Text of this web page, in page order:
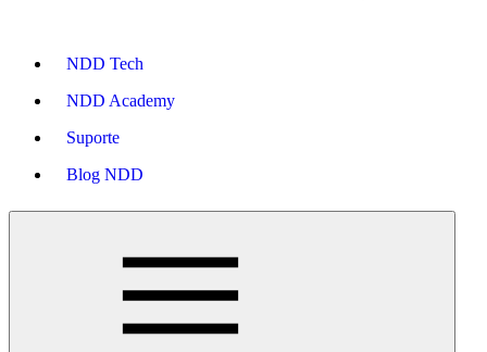
NDD Tech
NDD Academy
Suporte
Blog NDD